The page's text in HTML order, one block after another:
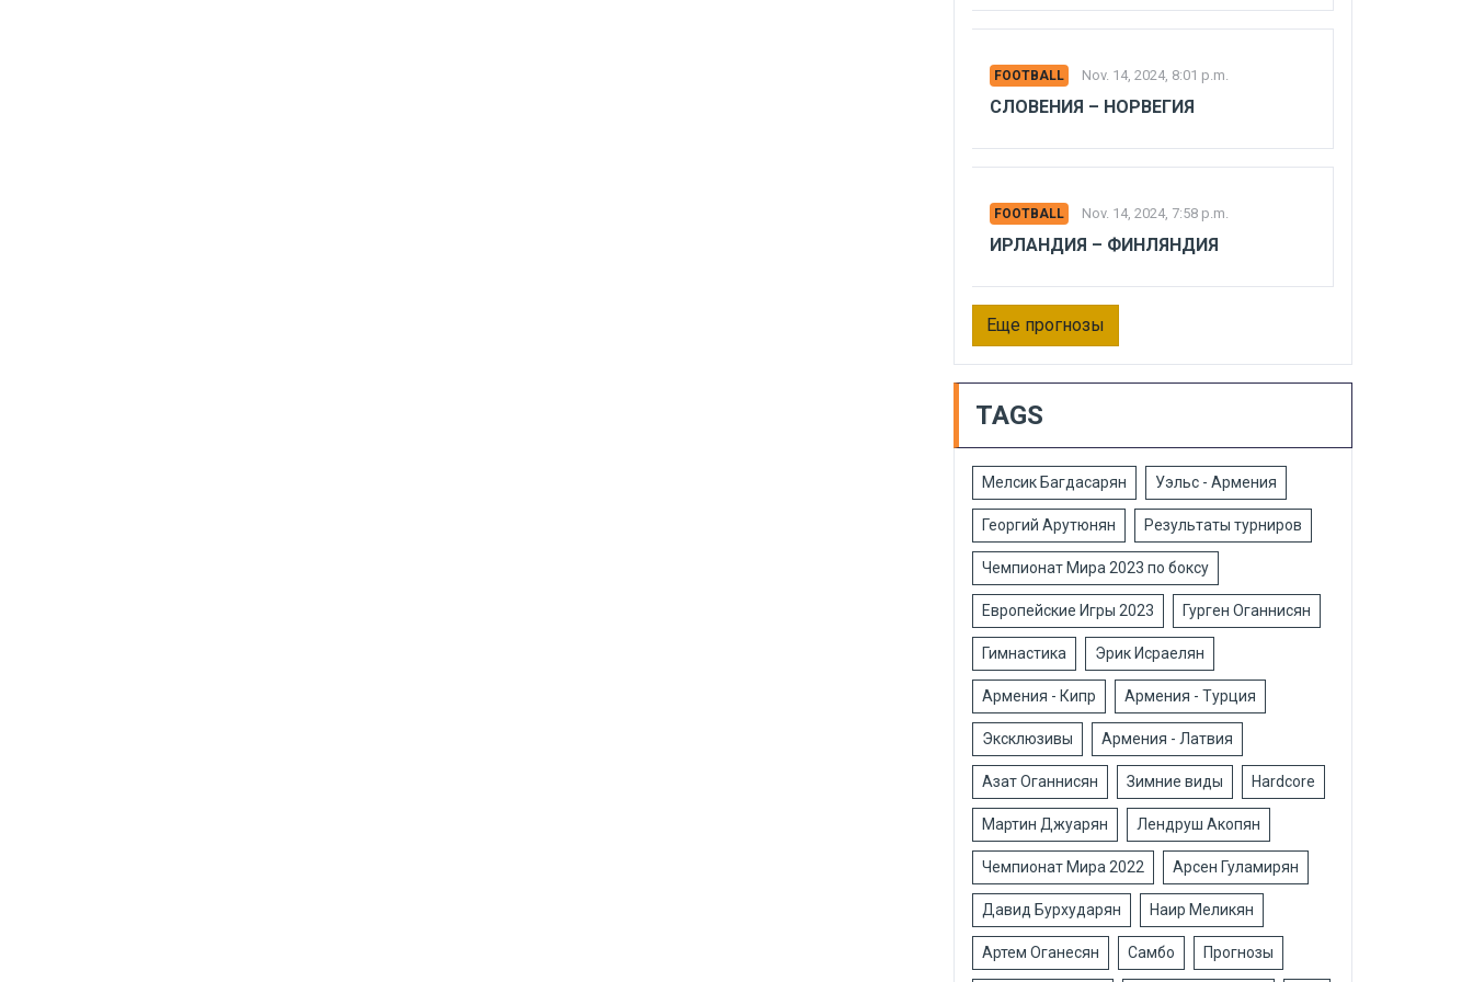
FOOTBALL Nov. 14, 2024, 8:01 p.m.
СЛОВЕНИЯ – НОРВЕГИЯ
FOOTBALL Nov. 14, 2024, 7:58 p.m.
ИРЛАНДИЯ – ФИНЛЯНДИЯ
Еще прогнозы
TAGS
Мелсик Багдасарян Уэльс - Армения
Георгий Арутюнян Результаты турниров
Чемпионат Мира 2023 по боксу
Европейские Игры 2023 Гурген Оганнисян
Гимнастика Эрик Исраелян
Армения - Кипр Армения - Турция
Эксклюзивы Армения - Латвия
Азат Оганнисян Зимние виды Hardcore
Мартин Джуарян Лендруш Акопян
Чемпионат Мира 2022 Арсен Гуламирян
Давид Бурхударян Наир Меликян
Артем Оганесян Самбо Прогнозы